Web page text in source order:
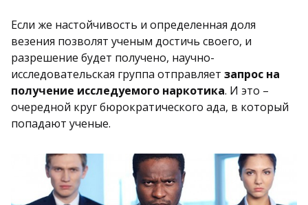
Если же настойчивость и определенная доля
везения позволят ученым достичь своего, и
разрешение будет получено, научно-
исследовательская группа отправляет запрос на
получение исследуемого наркотика. И это –
очередной круг бюрократического ада, в который
попадают ученые.